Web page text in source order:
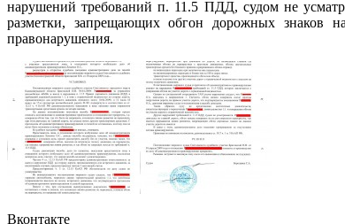
нарушений требований п. 11.5 ПДД, судом не
разметки, запрещающих обгон дорожных знаков
правонарушения.
Вконтакте